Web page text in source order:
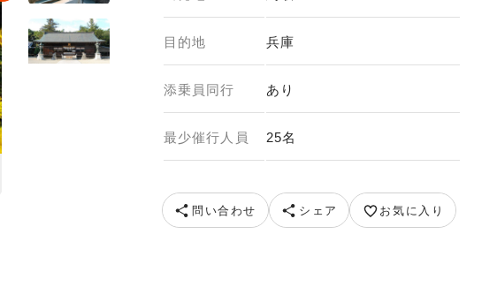
コアラのぞみ（イメージ） 提供元：南淡路農業公園株式会社
目的地 兵庫
添乗員同行 あり
最少催行人員 25名
問い合わせ シェア お気に入り